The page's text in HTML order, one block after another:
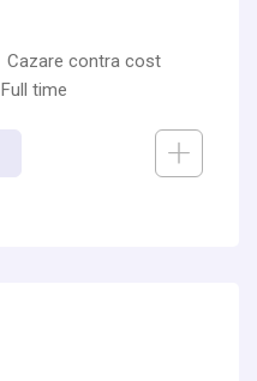
Cazare contra cost
Full time